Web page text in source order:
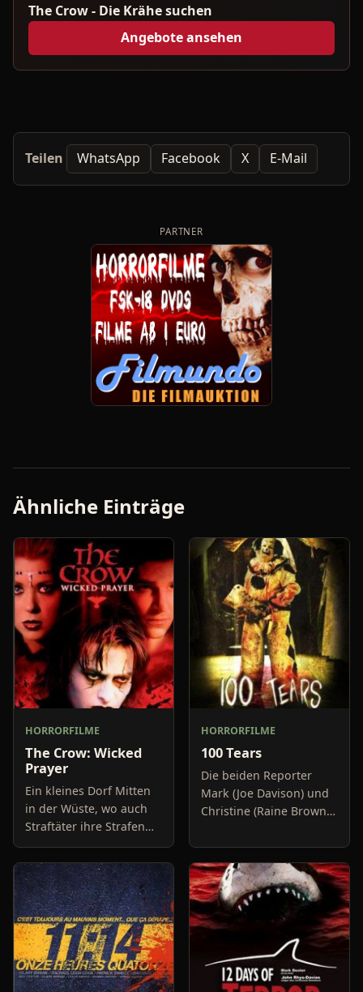
The Crow - Die Krähe suchen
Angebote ansehen
Teilen WhatsApp Facebook X E-Mail
PARTNER
Ähnliche Einträge
HORRORFILME
The Crow: Wicked
Prayer
Ein kleines Dorf Mitten
in der Wüste, wo auch
Straftäter ihre Strafen
absitzen, ist Schauplatz
unseres Geschehens.
Gerade wurde das
Oberhaupt einer kleinen
s
HORRORFILME
100 Tears
Die beiden Reporter
Mark (Joe Davison) und
Christine (Raine Brown)
auf belanglose
Boulevard-Meldungen
und befassen sich
neuerdings mit Se